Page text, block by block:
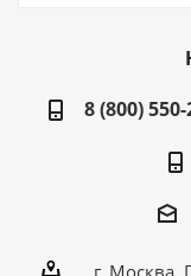
8 (800)
г. Москва,